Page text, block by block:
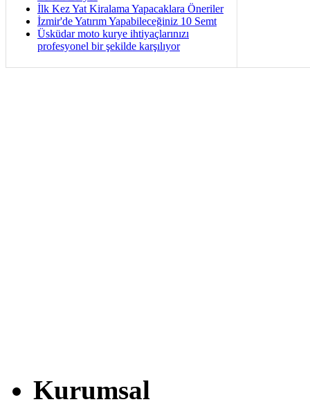
İlk Kez Yat Kiralama Yapacaklara Öneriler
İzmir'de Yatırım Yapabileceğiniz 10 Semt
Üsküdar moto kurye ihtiyaçlarınızı
profesyonel bir şekilde karşılıyor
Kurumsal